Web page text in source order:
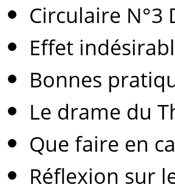
Circulaire N°3
Effet
Bonnes
Le drame du
Que faire en
Réflexion sur